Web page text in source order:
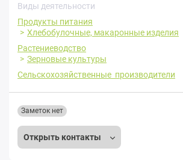
Виды деятельности
Продукты питания
Хлебобулочные, макаронные изделия
Растениеводство
Зерновые культуры
Сельскохозяйственные производители
Открыть контакты
Заметок нет